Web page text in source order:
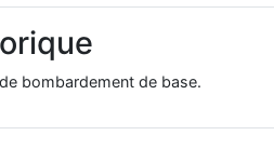
bombardement de base.